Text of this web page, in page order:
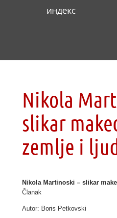
индекс
Nikola
slikar
zemlje i
Nikola Martinoski – slikar
Članak
Autor: Boris Petkovski